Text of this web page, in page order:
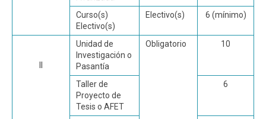
Curso(s)
Electivo(s)
Electivo(s) 6 (mínimo)
Unidad de
Investigación o
Pasantía
Obligatorio 10
Taller de
Proyecto de
Tesis o AFET
6